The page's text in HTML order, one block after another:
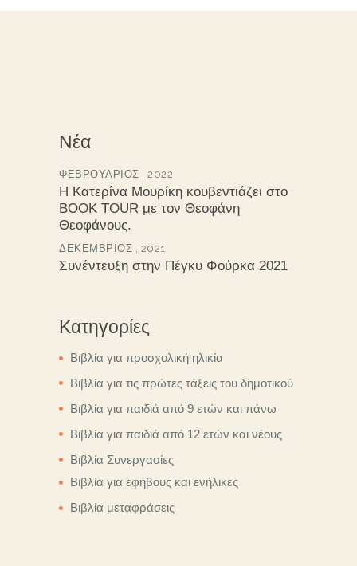
Νέα
ΦΕΒΡΟΥΆΡΙΟΣ , 2022
Η Κατερίνα Μουρίκη κουβεντιάζει στο
BOOK TOUR με τον Θεοφάνη
Θεοφάνους.
ΔΕΚΈΜΒΡΙΟΣ , 2021
Συνέντευξη στην Πέγκυ Φούρκα 2021
Κατηγορίες
Βιβλία για προσχολική ηλικία
Βιβλία για τις πρώτες τάξεις του δημοτικού
Βιβλία για παιδιά από 9 ετών και πάνω
Βιβλία για παιδιά από 12 ετών και νέους
Βιβλία Συνεργασίες
Βιβλία για εφήβους και ενήλικες
Βιβλία μεταφράσεις